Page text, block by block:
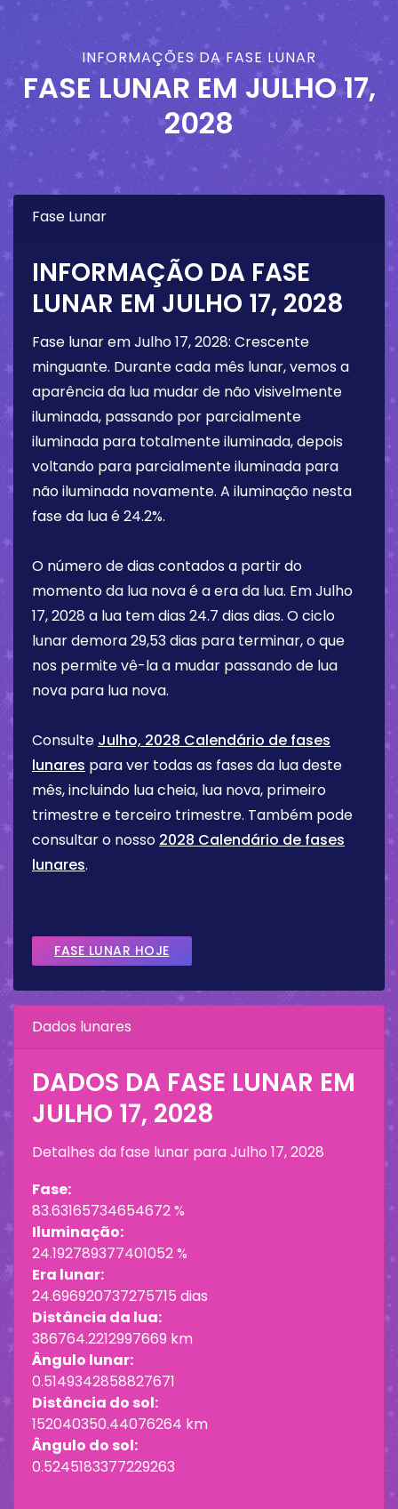
INFORMAÇÕES DA FASE LUNAR
FASE LUNAR EM JULHO 17,
2028
Fase Lunar
INFORMAÇÃO DA FASE
LUNAR EM JULHO 17, 2028
Fase lunar emJulho 17, 2028: Crescente
minguante. Durante cada mês lunar, vemos a
aparência da lua mudar de não visivelmente
iluminada, passando por parcialmente
iluminada para totalmente iluminada, depois
voltando para parcialmente iluminada para
não iluminada novamente. A iluminação nesta
fase da lua é24.2%.
O número de dias contados a partir do
momento da lua nova é a era da lua. EmJulho
17, 2028 a lua tem dias 24.7 dias dias. O ciclo
lunar demora 29,53 dias para terminar, o que
nos permite vê-la a mudar passando de lua
nova para lua nova.
Consulte Julho, 2028 Calendário de fases
lunares para ver todas as fases da lua deste
mês, incluindo lua cheia, lua nova, primeiro
trimestre e terceiro trimestre. Também pode
consultar o nosso 2028 Calendário de fases
lunares.
FASE LUNAR HOJE
Dados lunares
DADOS DA FASE LUNAR EM
JULHO 17, 2028
Detalhes da fase lunar paraJulho 17, 2028
Fase:
83.63165734654672 %
Iluminação:
24.192789377401052 %
Era lunar:
24.696920737275715 dias
Distância da lua:
386764.2212997669 km
Ângulo lunar:
0.5149342858827671
Distância do sol:
152040350.44076264 km
Ângulo do sol:
0.5245183377229263